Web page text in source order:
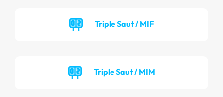
Triple Saut / MIF
Triple Saut / MIM